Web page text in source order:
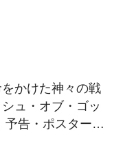
かけた神々の戦
ュ・オブ・ゴッ
予告・ポスター・